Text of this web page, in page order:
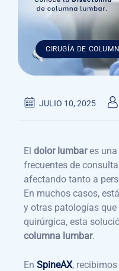
CIRUGÍA DE
JULIO 10, 2025
El dolor lumbares una
frecuentes de
afectando tanto a
En muchos casos,
y otras patologías
quirúrgica, esta
columna lumbar.
En SpineAX,